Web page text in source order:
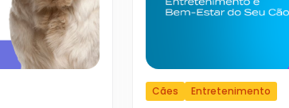
Cães Entretenimento